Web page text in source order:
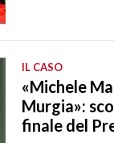
IL CASO
«Michele
Murgia»:
finale del